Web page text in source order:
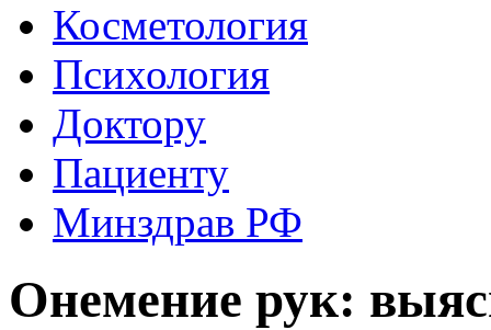
Косметология
Психология
Доктору
Пациенту
Минздрав РФ
Онемение рук: